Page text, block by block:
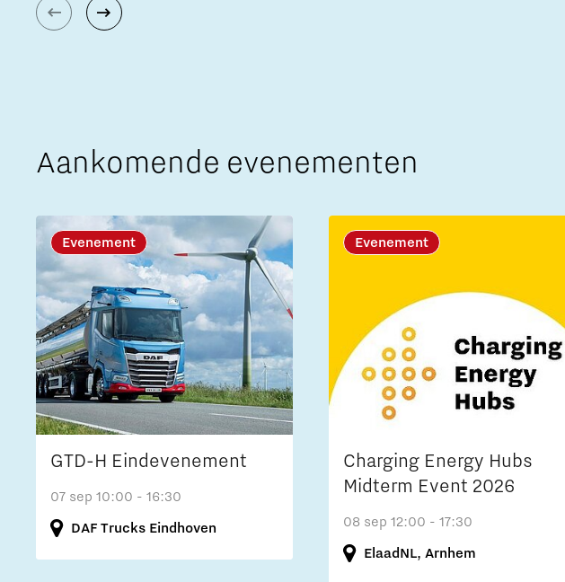
Aankomende evenementen
Evenement
GTD-H Eindevenement
07 sep 10:00 - 16:30
DAF Trucks Eindhoven
Evenement
Charging Energy Hubs
Midterm Event 2026
08 sep 12:00 - 17:30
ElaadNL, Arnhem